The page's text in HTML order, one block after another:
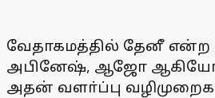
வேதாகமத்தில் தேனீ என்ற
அபினேஷ், ஆஜோ ஆகியோா்
அதன் வளா்ப்பு